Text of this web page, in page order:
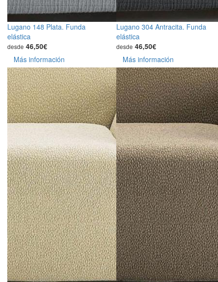
Lugano 148 Plata. Funda
elástica
desde 46,50€
Más información
Lugano 304 Antracita. Funda
elástica
desde 46,50€
Más información